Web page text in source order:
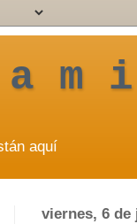
m
aquí
viernes, 6 de